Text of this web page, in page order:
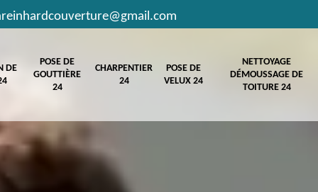
DE
POSE DE
GOUTTIÈRE
24
CHARPENTIER
24
POSE DE
VELUX 24
NETTOYAGE
DÉMOUSSAGE DE
TOITURE 24